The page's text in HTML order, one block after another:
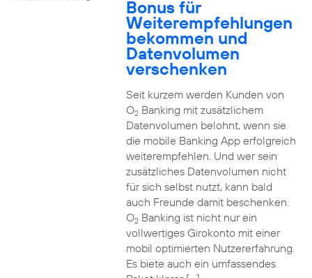
Bonus für
Weiterempfehlungen
bekommen und
Datenvolumen
verschenken
Seit kurzem werden Kunden von
O2Banking mit zusätzlichem
Datenvolumen belohnt, wenn sie
die mobile Banking App erfolgreich
weiterempfehlen. Und wer sein
zusätzliches Datenvolumen nicht
für sich selbst nutzt, kann bald
auch Freunde damit beschenken.
O2Banking ist nicht nur ein
vollwertiges Girokonto mit einer
mobil optimierten Nutzererfahrung.
Es biete auch ein umfassendes